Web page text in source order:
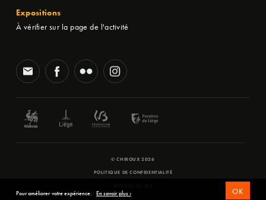
Expositions
À vérifier sur la page de l'activité
© CHIROUX 2026
POLITIQUE DE CONFIDENTIALITÉ
Pour améliorer votre expérience. En savoir plus › OK